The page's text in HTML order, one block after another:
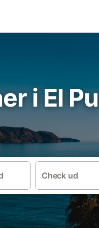
i El
Check ud